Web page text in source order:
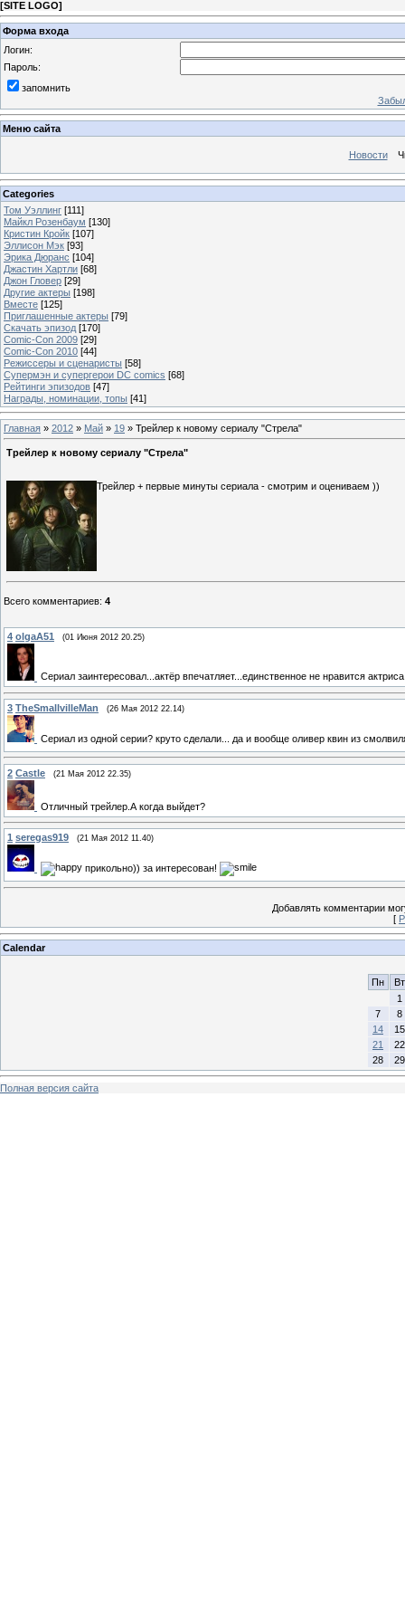
[SITE LOGO]
Форма входа
Логин:
Пароль:
запомнить
Меню сайта
Новости
Categories
Том Уэллинг [111]
Майкл Розенбаум [130]
Кристин Кройк [107]
Эллисон Мэк [93]
Эрика Дюранс [104]
Джастин Хартли [68]
Джон Гловер [29]
Другие актеры [198]
Вместе [125]
Приглашенные актеры [79]
Скачать эпизод [170]
Comic-Con 2009 [29]
Comic-Con 2010 [44]
Режиссеры и сценаристы [58]
Супермэн и супергерои DC comics [68]
Рейтинги эпизодов [47]
Награды, номинации, топы [41]
Главная » 2012 » Май » 19 » Трейлер к новому сериалу "Стрела"
Трейлер к новому сериалу "Стрела"
Трейлер + первые минуты сериала - смотрим и оцениваем ))
Всего комментариев: 4
4 olgaA51 (01 Июня 2012 20.25)
Сериал заинтересовал...актёр впечатляет...единственное не нравится
3 TheSmallvilleMan (26 Мая 2012 22.14)
Сериал из одной серии? круто сделали... да и вообще оливер квин из
2 Castle (21 Мая 2012 22.35)
Отличный трейлер.А когда выйдет?
1 seregas919 (21 Мая 2012 11.40)
прикольно)) за интересован!
Добавлять комментарии
[
Calendar
Пн
Вт
1
7
8
14
15
21
22
28
29
Полная версия сайта